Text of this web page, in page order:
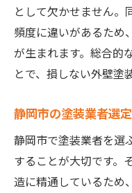
として欠かせません。
頻度に違いがあるため
が生まれます。総合的
とで、損しない外壁塗
静岡市の塗装業者選
静岡市で塗装業者を選
することが大切です。
造に精通しているため